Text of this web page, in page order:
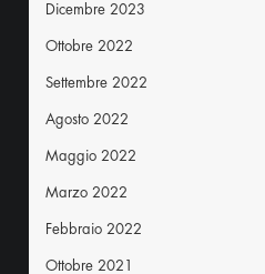
Dicembre 2023
Ottobre 2022
Settembre 2022
Agosto 2022
Maggio 2022
Marzo 2022
Febbraio 2022
Ottobre 2021